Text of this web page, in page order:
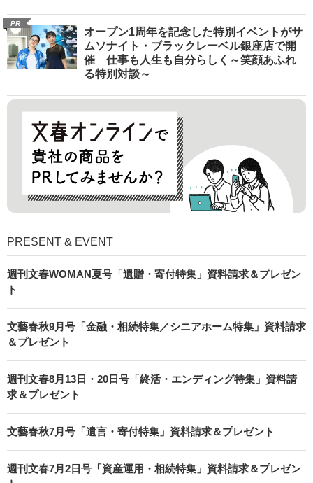
PR
オープン1周年を記念した特別イベントがサ
ムソナイト・ブラックレーベル銀座店で開
催 仕事も人生も自分らしく～笑顔あふれ
る特別対談～
PRESENT & EVENT
週刊文春WOMAN夏号「遺贈・寄付特集」資料請求＆プレゼン
ト
文藝春秋9月号「金融・相続特集／シニアホーム特集」資料請求
＆プレゼント
週刊文春8月13日・20日号「終活・エンディング特集」資料請
求＆プレゼント
文藝春秋7月号「遺言・寄付特集」資料請求＆プレゼント
週刊文春7月2日号「資産運用・相続特集」資料請求＆プレゼン